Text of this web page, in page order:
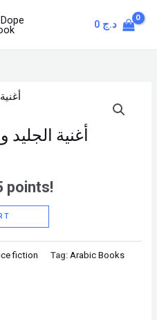
د.ج
أغنية
points!
fiction Tag:Arabic Books